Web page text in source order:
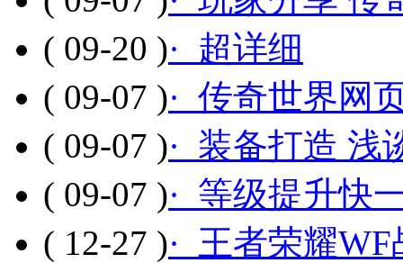
( 09-20 )· 超详细
( 09-07 )· 传奇世界网
( 09-07 )· 装备打造 浅
( 09-07 )· 等级提升快
( 12-27 )· 王者荣耀